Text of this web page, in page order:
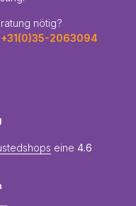
nötig?
+31(0)35-2063094
eine 4.6